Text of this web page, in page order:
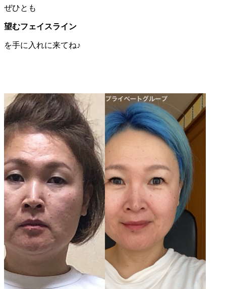
ぜひとも
望むフェイスライン
を手に入れに来てね♪